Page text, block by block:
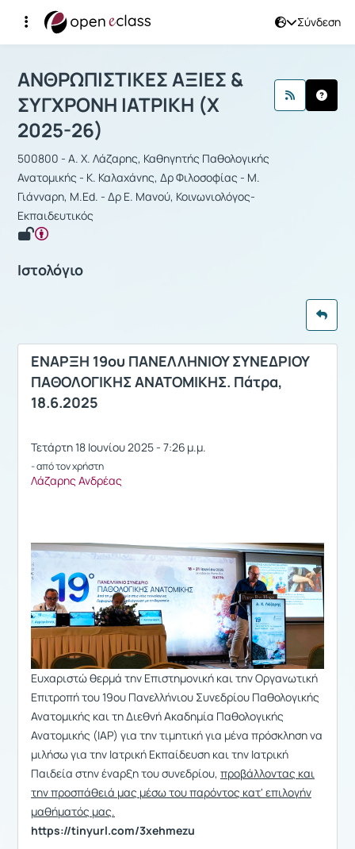
Σύνδεση
Μάθημα : ΑΝΘΡΩΠΙΣΤΙΚΕΣ ΑΞΙΕΣ &
ΑΝΘΡΩΠΙΣΤΙΚΕΣ ΑΞΙΕΣ &
ΣΥΓΧΡΟΝΗ ΙΑΤΡΙΚΗ (Χ
2025-26)
500800 - Α. Χ. Λάζαρης, Καθηγητής Παθολογικής
Ανατομικής - Κ. Καλαχάνης, Δρ Φιλοσοφίας - Μ.
Γιάνναρη, M.Ed. - Δρ Ε. Μανού, Κοινωνιολόγος-
Εκπαιδευτικός
Ιστολόγιο
ΕΝΑΡΞΗ 19ου ΠΑΝΕΛΛΗΝΙΟΥ ΣΥΝΕΔΡΙΟΥ
ΠΑΘΟΛΟΓΙΚΗΣ ΑΝΑΤΟΜΙΚΗΣ. Πάτρα,
18.6.2025
Τετάρτη 18 Ιουνίου 2025 - 7:26 μ.μ.
- από τον χρήστη
Λάζαρης Ανδρέας
Ευχαριστώ θερμά την Επιστημονική και την Οργανωτική
Επιτροπή του 19ου Πανελλήνιου Συνεδρίου Παθολογικής
Ανατομικής και τη Διεθνή Ακαδημία Παθολογικής
Ανατομικής (IAP) για την τιμητική για μένα πρόσκληση να
μιλήσω για την Ιατρική Εκπαίδευση και την Ιατρική
Παιδεία στην έναρξη του συνεδρίου, προβάλλοντας και
την προσπάθειά μας μέσω του παρόντος κατ' επιλογήν
μαθήματός μας.
https://tinyurl.com/3xehmezu